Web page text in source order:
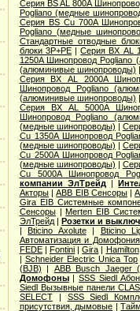
Серия ВS AL 800A
Pogliano (медные
Серия ВS Cu 700A
Pogliano (медные
Стандартные отводные
блоки 3P+PE|Серия ВХ AL
1250A Шинопровод
(алюминивые шинопроводы)
Серия ВХ AL 2000A
Шинопровод Pogliano
(алюминивые шинопроводы)
Серия ВХ AL 5000A
Шинопровод Pogliano
(медные шинопроводы) |
Cu 1350A Шинопровод
(медные шинопроводы) |
Cu 2500A Шинопровод
(медные шинопроводы) |
Cu 5000A Шинопровод
компании ЭлТрейд |
Акторы|ABB EIB Сенсоры|
Gira EIB Системные
Сенсоры|Merten EIB
ЭлТрейд|Розетки и
|Bticino Axolute| Bticino
Автоматизация и Домофония
FEDE|Fontini |Gira | Hamilton
| Schneider Electric Unica Top
(BJB) | АВВ Busch Jaeger
Домофоны|SSS Siedl
Siedl Вызывные панели
SELECT| SSS Siedl
присутствия, дымовые |